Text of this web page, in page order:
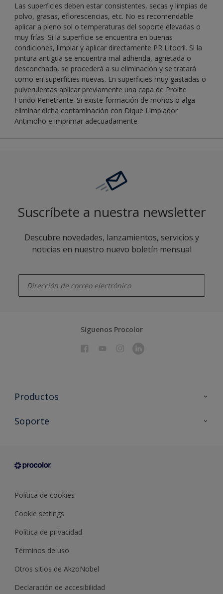
Las superficies deben estar consistentes, secas y limpias de
polvo, grasas, eflorescencias, etc. No es recomendable
aplicar a pleno sol o temperaturas del soporte elevadas o
muy frías. Si la superficie se encuentra en buenas
condiciones, limpiar y aplicar directamente PR Litocril. Si la
pintura antigua se encuentra mal adherida, agrietada o
desconchada, se procederá a su eliminación y se tratará
como en superficies nuevas. En superficies muy gastadas o
pulverulentas aplicar previamente una capa de Prolite
Fondo Penetrante. Si existe formación de mohos o alga
eliminar dicha contaminación con Dique Limpiador
Antimoho e imprimar adecuadamente.
Suscríbete a nuestra newsletter
Descubre novedades, lanzamientos, servicios y
noticias en nuestro nuevo boletín mensual
Síguenos Procolor
Productos
Todos los productos
Condiciones generales de venta
Soporte
Sobre Procolor
Política de cookies
Cookie settings
Política de privacidad
Términos de uso
Otros sitios de AkzoNobel
Declaración de accesibilidad